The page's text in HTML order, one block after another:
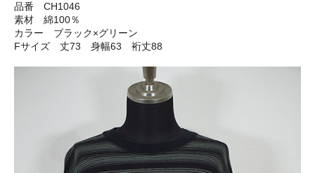
品番 CH1046
素材 綿100％
カラー ブラック×グリーン
Fサイズ 丈73 身幅63 裄丈88